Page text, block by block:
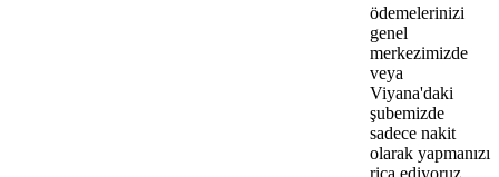
ödemelerinizi
genel
merkezimizde
veya
Viyana'daki
şubemizde
sadece nakit
olarak yapmanızı